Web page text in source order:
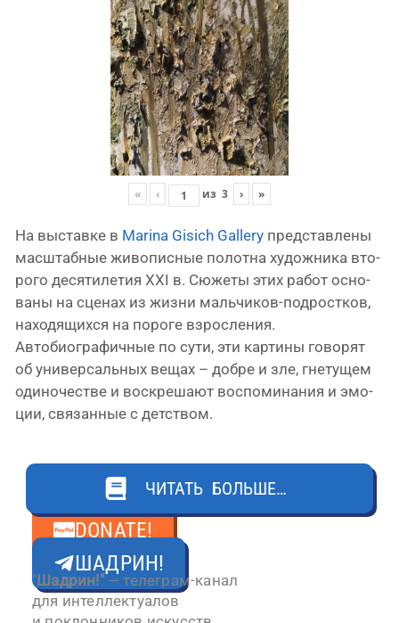
« ‹ из 3 › »
На выстав­ке в Marina Gisich Galleryпред­став­ле­ны
мас­штаб­ные живо­пис­ные полот­на худож­ни­ка вто­
ро­го деся­ти­ле­тия XXI в. Сюжеты этих работ осно­
ва­ны на сце­нах из жиз­ни мальчиков-подростков,
нахо­дя­щих­ся на поро­ге взрос­ле­ния.
Автобиографичные по сути, эти кар­ти­ны гово­рят
об уни­вер­саль­ных вещах – доб­ре и зле, гне­ту­щем
оди­но­че­стве и вос­кре­ша­ют вос­по­ми­на­ния и эмо­
ции, свя­зан­ные с детством.
ЧИТАТЬ БОЛЬШЕ…
DONATE!
ШАДРИН!
"Шадрин!" — телеграм-канал
для интеллектуалов